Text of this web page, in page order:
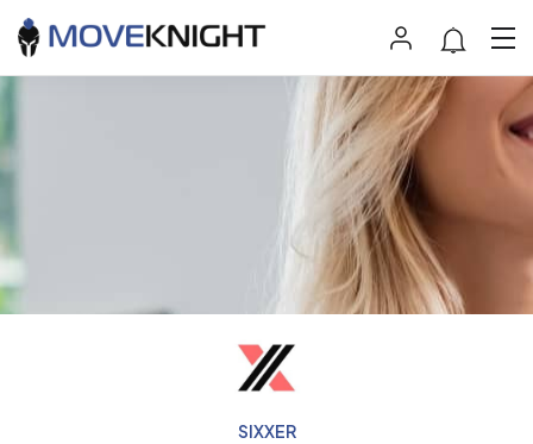
SIXXER